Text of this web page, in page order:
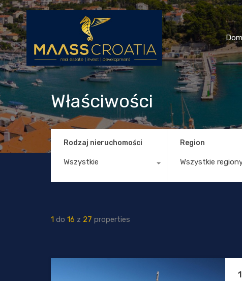
Dom
Właściwości
Rodzaj nieruchomości
Wszystkie
Region
Wszystkie
1 do 16 z 27 properties